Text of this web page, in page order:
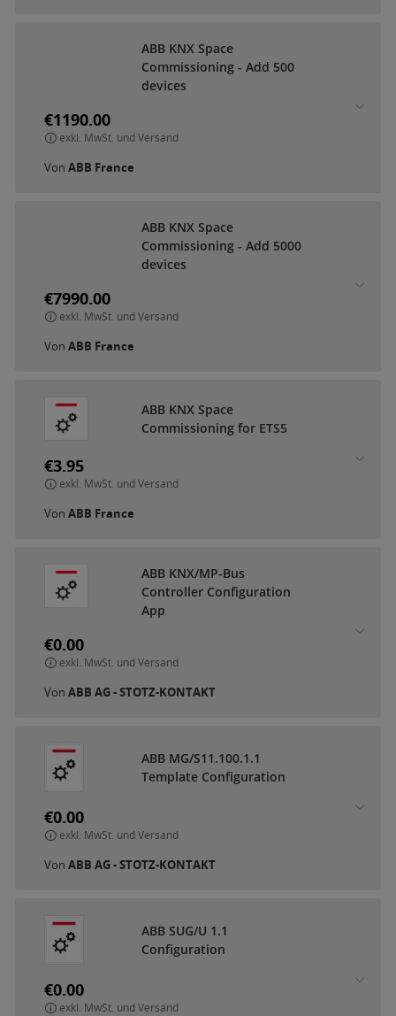
ABB KNX Space
Commissioning - Add 500
devices
€1190.00
exkl. MwSt. und Versand
Von ABB France
ABB KNX Space
Commissioning - Add 5000
devices
€7990.00
exkl. MwSt. und Versand
Von ABB France
ABB KNX Space
Commissioning for ETS5
€3.95
exkl. MwSt. und Versand
Von ABB France
ABB KNX/MP-Bus
Controller Configuration
App
€0.00
exkl. MwSt. und Versand
Von ABB AG - STOTZ-KONTAKT
ABB MG/S11.100.1.1
Template Configuration
€0.00
exkl. MwSt. und Versand
Von ABB AG - STOTZ-KONTAKT
ABB SUG/U 1.1
Configuration
€0.00
exkl. MwSt. und Versand